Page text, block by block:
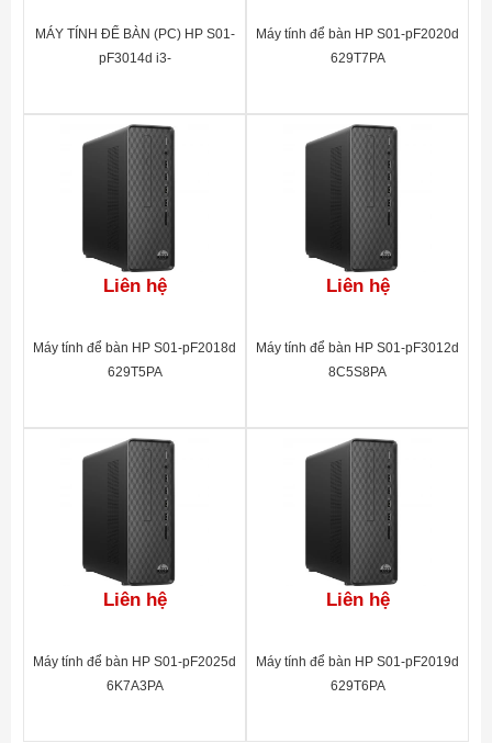
MÁY TÍNH ĐỂ BÀN (PC) HP S01-
pF3014d i3-
ĐEN(A00B0PA)
Máy tính để bàn HP S01-pF2020d
629T7PA
Liên hệ
Máy tính để bàn HP S01-pF2018d
629T5PA
Liên hệ
Máy tính để bàn HP S01-pF3012d
8C5S8PA
Liên hệ
Máy tính để bàn HP S01-pF2025d
6K7A3PA
Liên hệ
Máy tính để bàn HP S01-pF2019d
629T6PA